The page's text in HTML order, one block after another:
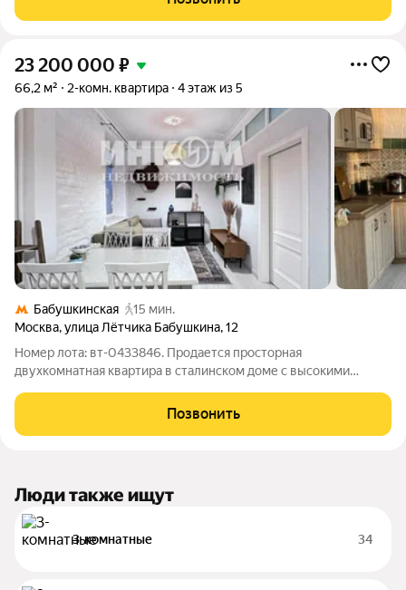
года постройки, Планировка
23 200 000 ₽
66,2 м² 2-комн. квартира 4 этаж из 5
Бабушкинская
15 мин.
Москва,улица Лётчика Бабушкина,12
Номер лота: вт-0433846. Продается просторная
двухкомнатная квартира в сталинском доме с высокими
раздельный санузел, ванная, есть кладовые для хранения и
оборудования гардеробных и хозяйственных
Позвонить
Люди также ищут
3-комнатные 34